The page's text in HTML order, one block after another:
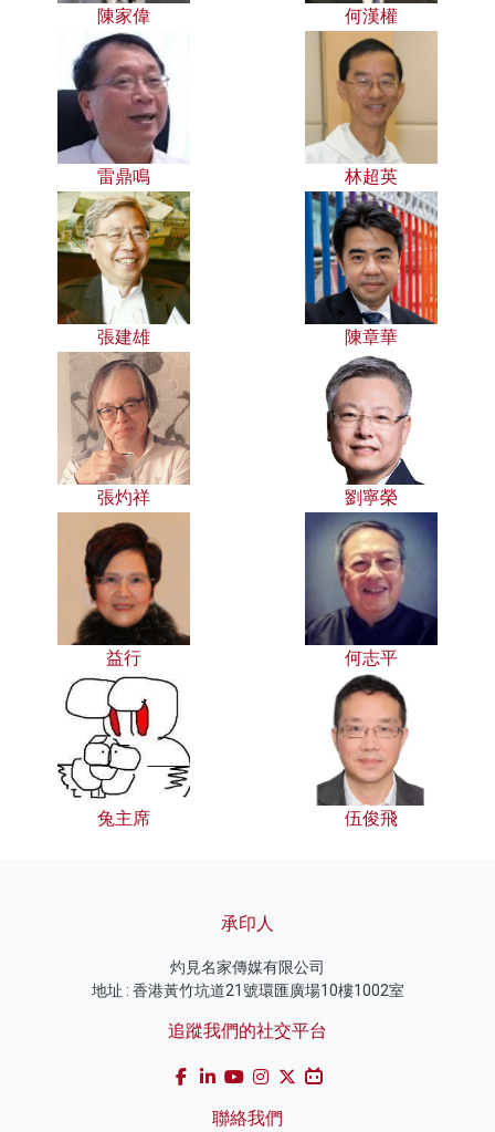
陳家偉 何漢權
雷鼎鳴 林超英
張建雄 陳章華
張灼祥 劉寧榮
益行 何志平
兔主席 伍俊飛
承印人
灼見名家傳媒有限公司
地址 : 香港黃竹坑道21號環匯廣場10樓1002室
追蹤我們的社交平台
聯絡我們